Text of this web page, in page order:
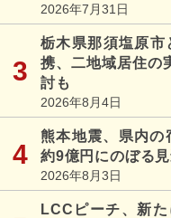
2026年7月31日
栃木県那須塩原
携、二地域居住の
討も
2026年8月4日
熊本地震、県内の
約9億円にのぼる
2026年8月3日
LCCピーチ、新